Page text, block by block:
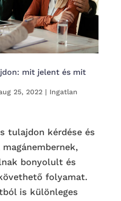
mit jelent és mit
25, 2022| Ingatlan
tulajdon kérdése és
bonyolult és
folyamat.
is különleges